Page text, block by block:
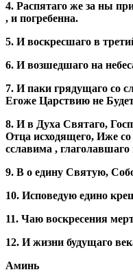
4. Распятаго же за ны
, и погребенна.
5. И воскресшаго в
6. И возшедшаго на
7. И паки грядущаго со
Егоже Царствию не
8. И в Духа Святаго,
Отца исходящего, Иже
сславима ,
9. В o едину Свя­тую,
10. Исповедую едино
11. Чаю воскресе­ния
12. И жизни будущаго
Аминь